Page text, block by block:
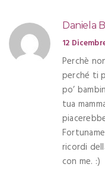
Daniela
12
Perchè
perché ti
po’
tua
ricordi
con me. :)